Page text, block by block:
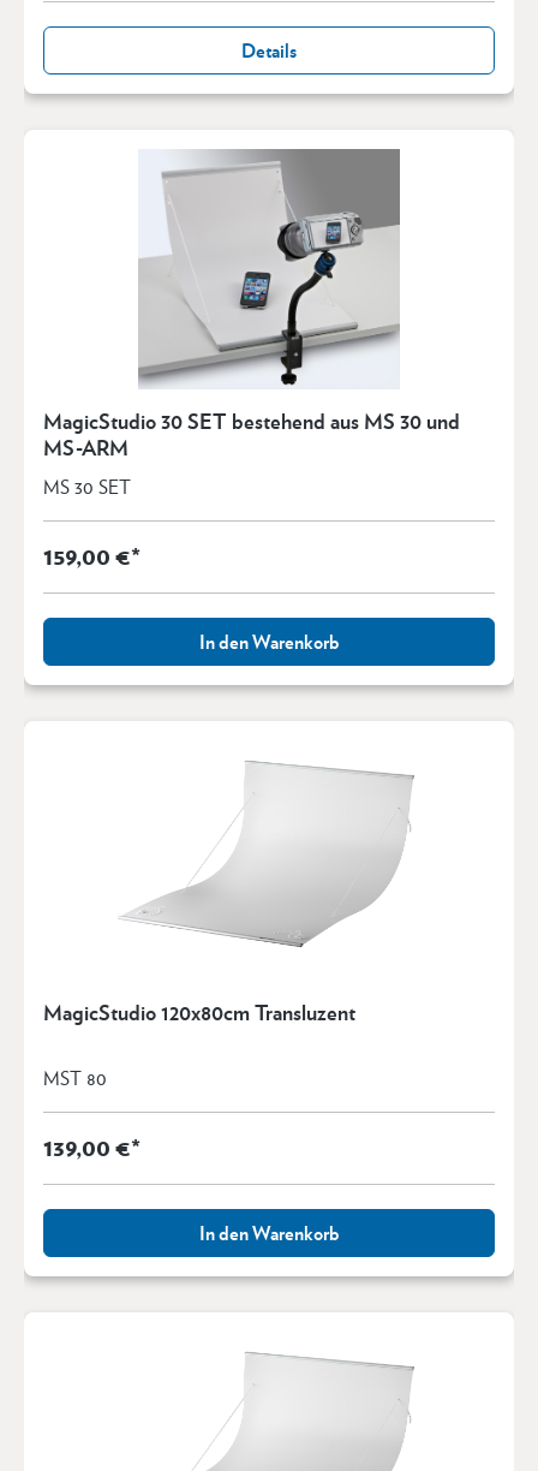
Details
MagicStudio 30 SET bestehend aus MS 30 und
MS-ARM
MS 30 SET
159,00 €*
In den Warenkorb
MagicStudio 120x80cm Transluzent
MST 80
139,00 €*
In den Warenkorb